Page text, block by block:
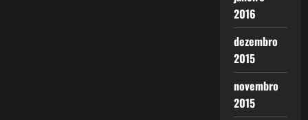
2016
dezembro
2015
novembro
2015